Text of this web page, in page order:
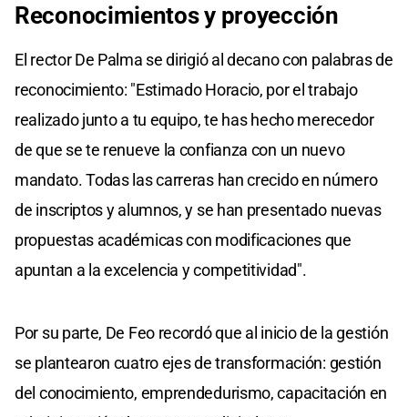
Reconocimientos y proyección
El rector De Palma se dirigió al decano con palabras de
reconocimiento: "Estimado Horacio, por el trabajo
realizado junto a tu equipo, te has hecho merecedor
de que se te renueve la confianza con un nuevo
mandato. Todas las carreras han crecido en número
de inscriptos y alumnos, y se han presentado nuevas
propuestas académicas con modificaciones que
apuntan a la excelencia y competitividad".
Por su parte, De Feo recordó que al inicio de la gestión
se plantearon cuatro ejes de transformación: gestión
del conocimiento, emprendedurismo, capacitación en